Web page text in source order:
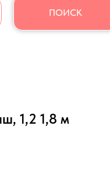
ПОИСК
1,2 1,8 м